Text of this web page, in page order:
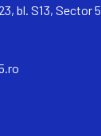
bl. S13, Sector 5